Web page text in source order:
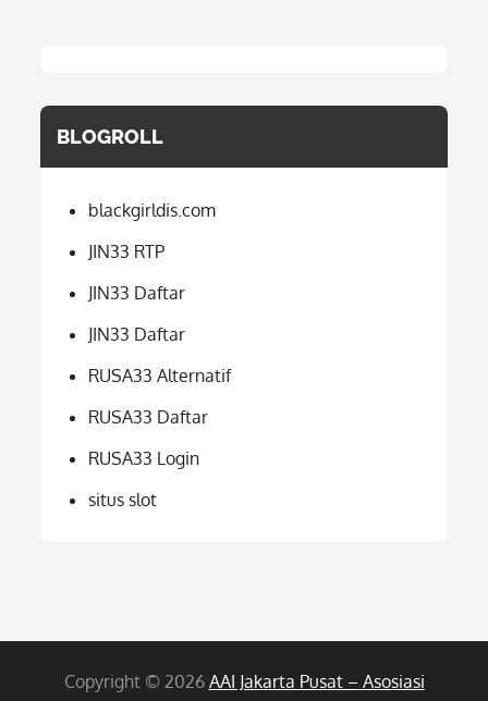
BLOGROLL
blackgirldis.com
JIN33 RTP
JIN33 Daftar
JIN33 Daftar
RUSA33 Alternatif
RUSA33 Daftar
RUSA33 Login
situs slot
Copyright © 2026 AAI Jakarta Pusat – Asosiasi